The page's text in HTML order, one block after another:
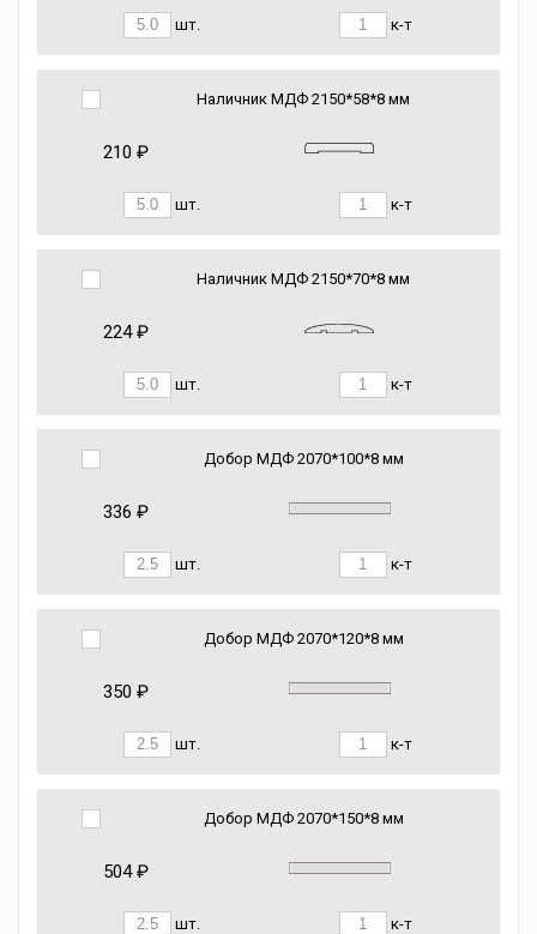
шт. к-т
Наличник МДФ 2150*58*8 мм
210 ₽
шт. к-т
Наличник МДФ 2150*70*8 мм
224 ₽
шт. к-т
Добор МДФ 2070*100*8 мм
336 ₽
шт. к-т
Добор МДФ 2070*120*8 мм
350 ₽
шт. к-т
Добор МДФ 2070*150*8 мм
504 ₽
шт. к-т